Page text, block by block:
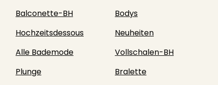
Balconette-BH
Bodys
Hochzeitsdessous
Neuheiten
Alle Bademode
Vollschalen-BH
Plunge
Bralette